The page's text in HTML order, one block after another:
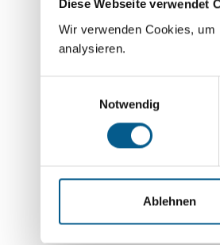
Diese Webseite verwendet
Wir verwenden Cookies,
analysieren.
Notwendig
Ablehnen
Bitte Suchbegriff
verfeinert werden.